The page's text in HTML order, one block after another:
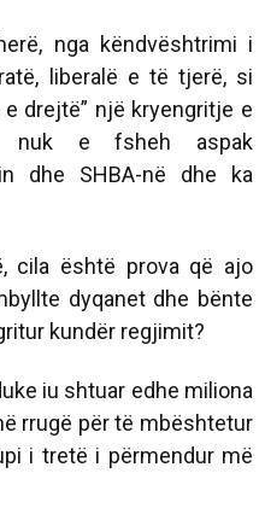
nga këndvështrimi i
liberalë e të tjerë, si
drejtë” një kryengritje e
nuk e fsheh aspak
dhe SHBA-në dhe ka
cila është prova që ajo
dyqanet dhe bënte
kundër regjimit?
iu shtuar edhe miliona
rrugë për të mbështetur
i tretë i përmendur më